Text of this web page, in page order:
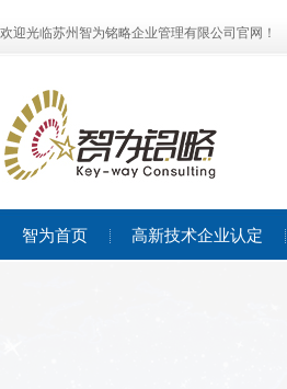
欢迎光临苏州智为铭略企业管理有限公司官网！
智为首页 高新技术企业认定